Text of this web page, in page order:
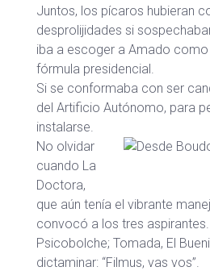
Juntos, los pícaros hubieran
desprolijidades si
iba a escoger a Amado
fórmula presidencial.
Si se conformaba con ser
del Artificio Autónomo, para
instalarse.
No olvidar
cuando La
Doctora,
que aún tenía el vibrante
convocó a los tres aspirantes.
Psicobolche; Tomada, El
dictaminar: “Filmus, vas vos”.